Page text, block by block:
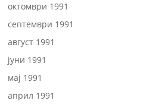
октомври 1991
септември 1991
август 1991
јуни 1991
мај 1991
април 1991